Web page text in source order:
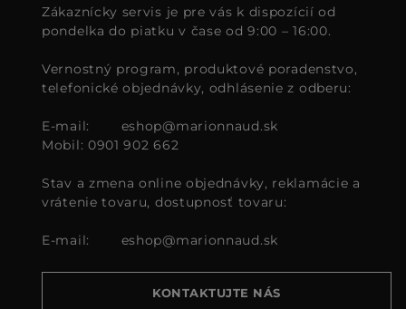
Zákaznícky servis je pre vás k dispozícií od
pondelka do piatku v čase od 9:00 – 16:00.
Vernostný program, produktové poradenstvo,
telefonické objednávky, odhlásenie z odberu:
E-mail:
eshop@marionnaud.sk
Mobil: 0901 902 662
Stav a zmena online objednávky, reklamácie a
vrátenie tovaru, dostupnosť tovaru:
E-mail: eshop@marionnaud.sk
KONTAKTUJTE NÁS